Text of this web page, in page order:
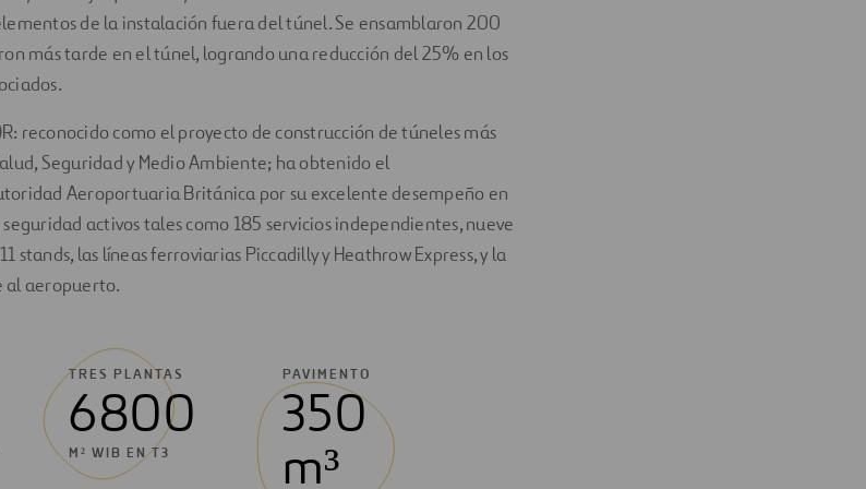
de la instalación fuera del túnel. Se ensamblaron 200
más tarde en el túnel, logrando una reducción del 25% en los
reconocido como el proyecto de construcción de túneles más
Seguridad y Medio Ambiente; ha obtenido el
Aeroportuaria Británica por su excelente desempeño en
activos tales como 185 servicios independientes, nueve
stands, las líneas ferroviarias Piccadilly y Heathrow Express, y la
al aeropuerto.
TRES PLANTAS
6800
M² WIB EN T3
PAVIMENTO
350
m³